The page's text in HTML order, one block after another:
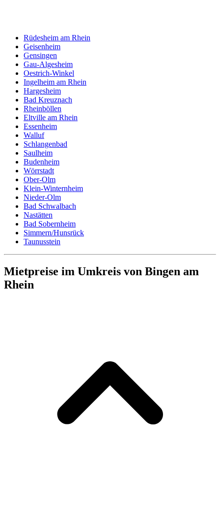
Rüdesheim am Rhein
Geisenheim
Gensingen
Gau-Algesheim
Oestrich-Winkel
Ingelheim am Rhein
Hargesheim
Bad Kreuznach
Rheinböllen
Eltville am Rhein
Essenheim
Walluf
Schlangenbad
Saulheim
Budenheim
Wörrstadt
Ober-Olm
Klein-Winternheim
Nieder-Olm
Bad Schwalbach
Nastätten
Bad Sobernheim
Simmern/Hunsrück
Taunusstein
Mietpreise im Umkreis von Bingen am
Rhein